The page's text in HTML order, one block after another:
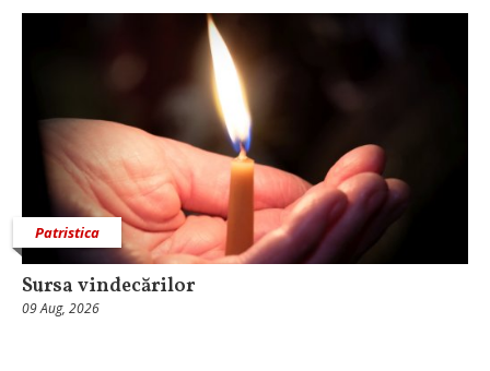
Patristica
Sursa vindecărilor
09 Aug, 2026